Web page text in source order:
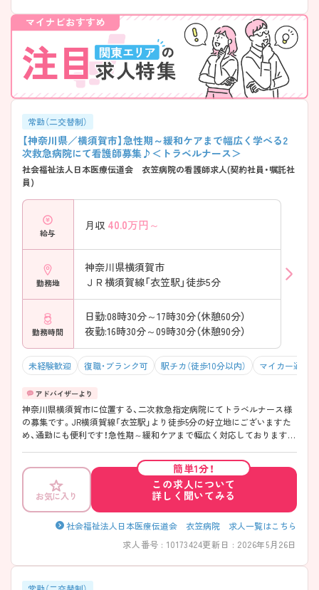
常勤（二交替制）
【神奈川県／横須賀市】急性期～緩和ケアまで幅広く学べる2
次救急病院にて看護師募集♪＜トラベルナース＞
社会福祉法人日本医療伝道会 衣笠病院の看護師求人(契約社員・嘱託社
員)
給与
月収 40.0万円～
勤務地
神奈川県横須賀市
ＪＲ横須賀線「衣笠駅」徒歩5分
勤務時間
日勤:08時30分～17時30分（休憩60分）
夜勤:16時30分～09時30分（休憩90分）
未経験歓迎 復職・ブランク可 駅チカ（徒歩10分以内） マイカー通勤
神奈川県横須賀市に位置する、二次救急指定病院にてトラベルナース様
の募集です。JR横須賀線「衣笠駅」より徒歩5分の好立地にございますた
め、通勤にも便利です！急性期～緩和ケアまで幅広く対応しておりますの
す◎ ご興味のある方には、面接対策ポイントなど、さらに詳細をお話し
しますので、お気軽にご相談ください。
お気に入り
簡単1分！
この求人について
詳しく聞いてみる
社会福祉法人日本医療伝道会 衣笠病院 求人一覧はこちら
求人番号 : 10173424更新日 : 2026年5月26日